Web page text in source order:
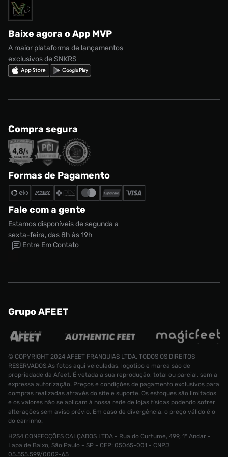
Marcas
adidas Campus
Nike Shox
Política de privacidade
Regulamento CRM/ CASHBACK
Regulamento Cupom
Solicite seus dados
Baixe agora o App MVP
A maior plataforma de lançamentos
exclusivos de SNKRS
Compra segura
Formas de Pagamento
Fale com a gente
Estamos disponíveis de segunda a
sexta-feira, das 8h às 19h
Entre Em Contato
Grupo AFEET
© COPYRIGHT 2024 AFEET FRANQUIAS LTDA. TODOS OS DIREITOS
RESERVADOS.As fotos aqui veiculadas, logotipo e marca são de
propriedade da Afeet. É vetada a sua reprodução, total ou parcial, sem a
expressa autorização. Preços e condições de pagamento exclusivos para
compras realizadas através do site e suporte. Os estoques são limitados
e os valores não se aplicam à nossa rede de lojas físicas podendo sofrer
alterações sem aviso prévio. Em caso de divergência, o preço válido é o
do carrinho.
H2S4 CONFECÇÕES CALÇADOS LTDA - Rua do Curtume, 499, 1° Andar -
Lapa de Baixo, São Paulo - SP - CEP: 05065-001 - CNPJ
05.555.599/0002-65